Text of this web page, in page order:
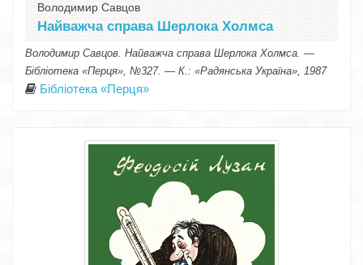
Володимир Савцов
Найважча справа Шерлока Холмса
Володимир Савцов. Найважча справа Шерлока Холмса. —
Бібліотека «Перця», №327. — К.: «Радянська Україна», 1987
Бібліотека «Перця»